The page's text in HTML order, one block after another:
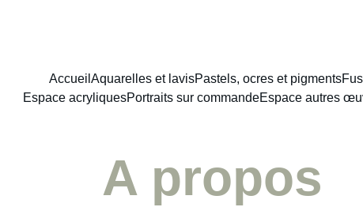
Accueil Aquarelles et lavisPastels, ocres et pigments
Espace acryliquesPortraits sur commandeEspace autres
A propos